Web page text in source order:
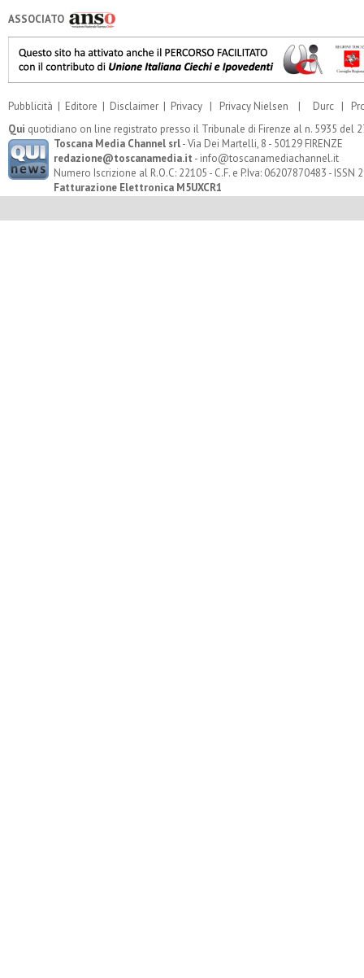
ASSOCIATO
Pubblicità | Editore | Disclaimer | Privacy | Privacy Nielsen | Durc |
Qui quotidiano on line registrato presso il Tribunale di Firenze al n. 5935 del
Toscana Media Channel srl- Via Dei Martelli, 8 - 50129 FIRENZE
redazione@toscanamedia.it - info@toscanamediachannel.it
Numero Iscrizione al R.O.C: 22105 - C.F. e P.Iva: 06207870483 - ISSN
Fatturazione Elettronica M5UXCR1